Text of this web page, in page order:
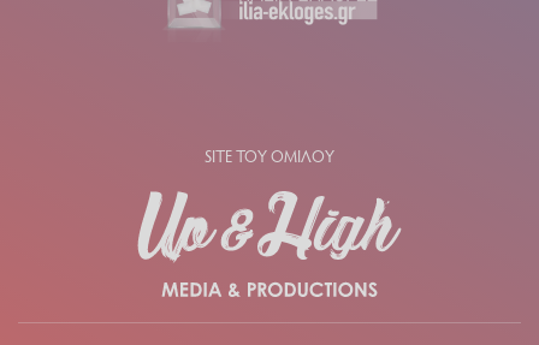
SITE ΤΟΥ ΟΜΙΛΟΥ